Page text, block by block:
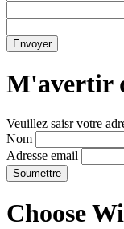
M'avertir
Veuillez saisr votre
Nom
Adresse email
Choose